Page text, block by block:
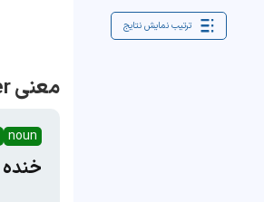
ترتیب نمایش نتایج
معنی snigger
noun
خنده